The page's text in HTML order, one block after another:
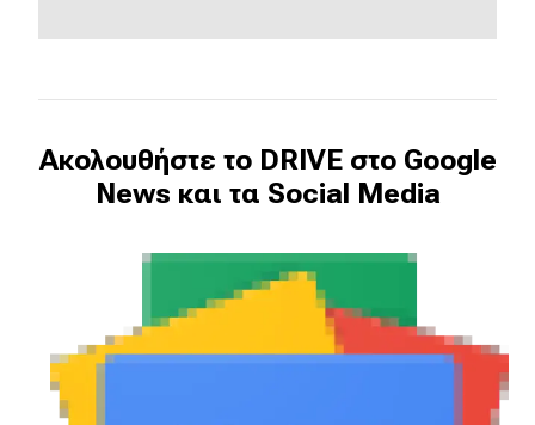
Ακολουθήστε το DRIVE στο Google
News και τα Social Media